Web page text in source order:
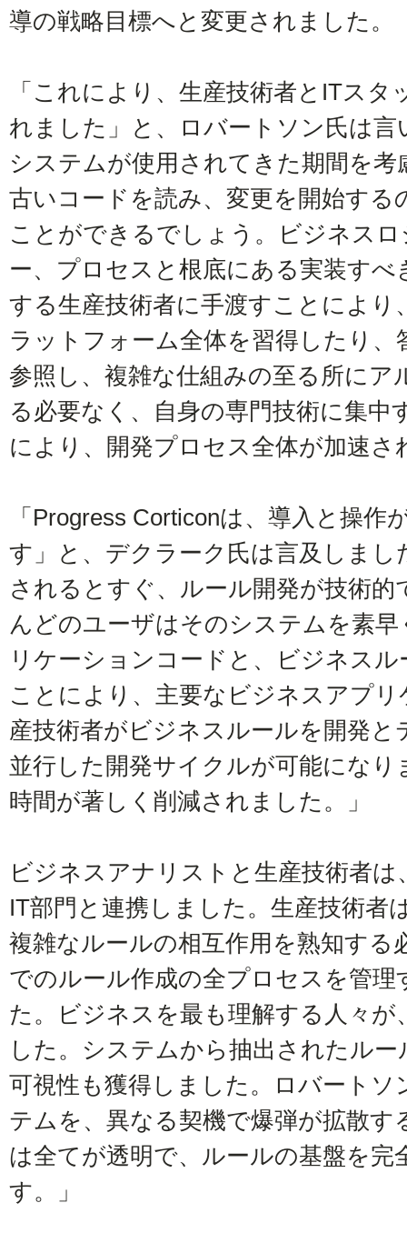
導の戦略目標へと変更されました。
「これにより、生産技術者とITス
れました」と、ロバートソン氏は
システムが使用されてきた期間を
古いコードを読み、変更を開始す
ことができるでしょう。ビジネス
ー、プロセスと根底にある実装す
する生産技術者に手渡すことによ
ラットフォーム全体を習得したり
参照し、複雑な仕組みの至る所に
る必要なく、自身の専門技術に集
により、開発プロセス全体が加速さ
「Progress Corticonは、導入と操
す」と、デクラーク氏は言及しまし
されるとすぐ、ルール開発が技術
んどのユーザはそのシステムを素
リケーションコードと、ビジネス
ことにより、主要なビジネスアプ
産技術者がビジネスルールを開発
並行した開発サイクルが可能にな
時間が著しく削減されました。」
ビジネスアナリストと生産技術者
IT部門と連携しました。生産技術者
複雑なルールの相互作用を熟知する
でのルール作成の全プロセスを管
た。ビジネスを最も理解する人々
した。システムから抽出されたル
可視性も獲得しました。ロバート
テムを、異なる契機で爆弾が拡散
は全てが透明で、ルールの基盤を完
す。」